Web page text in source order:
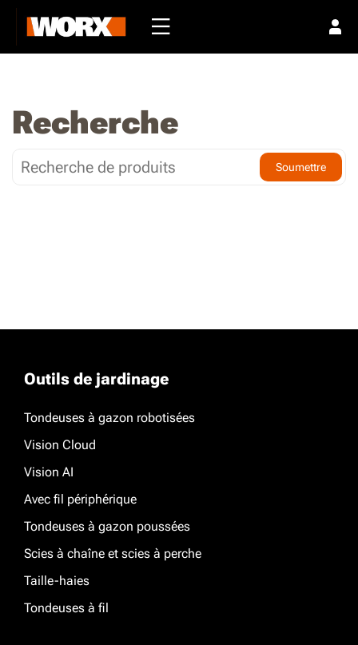
Recherche
Soumettre
Outils de jardinage
Tondeuses à gazon robotisées
Vision Cloud
Vision AI
Avec fil périphérique
Tondeuses à gazon poussées
Scies à chaîne et scies à perche
Taille-haies
Tondeuses à fil